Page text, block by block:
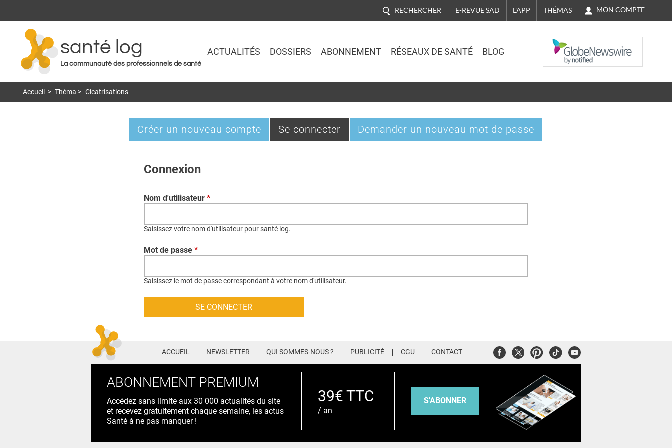
RECHERCHER E-REVUE SAD L'APP THÉMAS MON COMPTE
santé log
La communauté des professionnels de santé
ACTUALITÉS DOSSIERS ABONNEMENT RÉSEAUX DE SANTÉ BLOG
NASDAQ
Accueil > Théma > Cicatrisations
Onglets
Créer un nouveau compte Se connecter (onglet
actif)
Demander un nouveau mot de passe
Connexion
Nom d'utilisateur *
Saisissez votre nom d'utilisateur pour santé log.
Mot de passe *
Saisissez le mot de passe correspondant à votre nom d'utilisateur.
ACCUEIL NEWSLETTER QUI SOMMES-NOUS ? PUBLICITÉ CGU CONTACT FacebookTwitterPinterest
TiktokYoutube
ABONNEMENT PREMIUM
Accédez sans limite aux 30 000 actualités du site
et recevez gratuitement chaque semaine, les actus
Santé à ne pas manquer !
39€ TTC
/ an
S'ABONNER